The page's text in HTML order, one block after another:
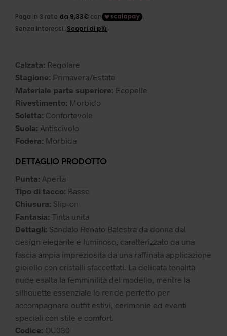
originale
Calzata: Regolare
Stagione: Primavera/Estate
Materiale parte superiore: Ecopelle
Rivestimento: Morbido
Soletta: Confortevole
Suola: Antiscivolo
Fodera: Morbida
DETTAGLIO PRODOTTO
Punta: Aperta
Tipo di tacco: Basso
Chiusura: Slip-on
Fantasia: Tinta unita
Dettagli: Sandalo Renato Balestra da donna dal
design elegante e luminoso, caratterizzato da una
fascia ampia impreziosita da una raffinata applicazione
gioiello con cristalli sfaccettati. La delicata tonalità
nude esalta la femminilità del modello, mentre la
silhouette essenziale lo rende perfetto per
accompagnare outfit estivi, cerimonie ed eventi
speciali con stile e comfort.
Codice: OU030